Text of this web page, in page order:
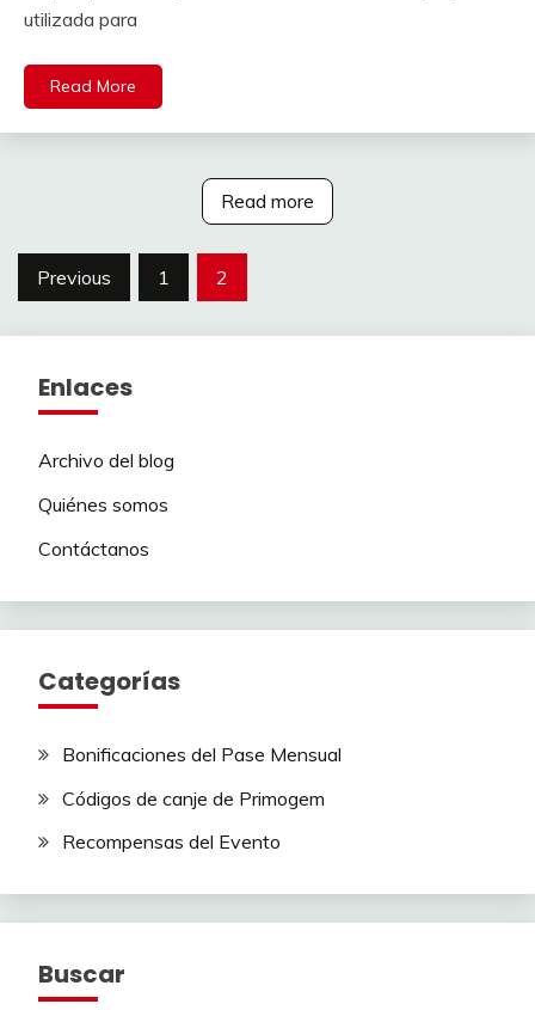
utilizada para
Read More
Read more
Posts
Previous 1 2
Enlaces
Archivo del blog
Quiénes somos
Contáctanos
Categorías
Bonificaciones del Pase Mensual
Códigos de canje de Primogem
Recompensas del Evento
Buscar